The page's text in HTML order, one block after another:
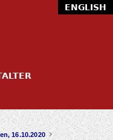
16.10.2020
ENGLISH